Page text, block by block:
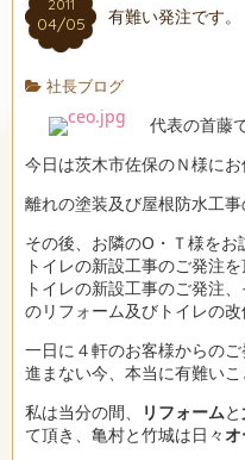
2011
04/05 有難い発注です。
社長ブログ
代表の首藤
今日は茨木市佐保のＮ様にお
離れの塗装及び屋根防水工事
その後、お隣のO・Ｔ様を
トイレの新設工事のご発注
トイレの新設工事のご発注
のリフォーム及びトイレの改
一日に４軒のお客様からのご
進まない今、本当に有難いこ
私は当分の間、
リフォームと
て頂き、亀村と竹城は日々